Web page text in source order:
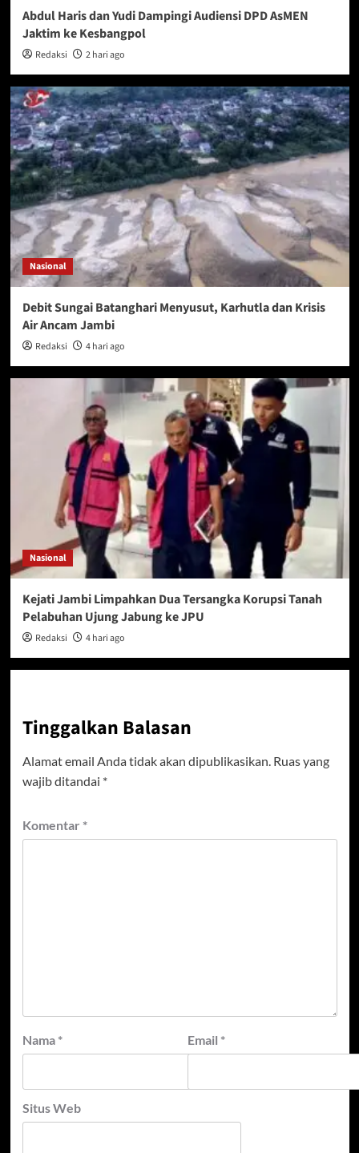
Abdul Haris dan Yudi Dampingi Audiensi DPD AsMEN
Jaktim ke Kesbangpol
Redaksi 2 hari ago
Nasional
Debit Sungai Batanghari Menyusut, Karhutla dan Krisis
Air Ancam Jambi
Redaksi 4 hari ago
Nasional
Kejati Jambi Limpahkan Dua Tersangka Korupsi Tanah
Pelabuhan Ujung Jabung ke JPU
Redaksi 4 hari ago
Tinggalkan Balasan
Alamat email Anda tidak akan dipublikasikan. Ruas yang
wajib ditandai *
Komentar *
Nama * Email *
Situs Web